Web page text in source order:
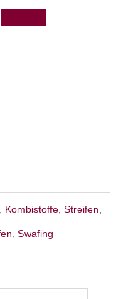
Kombistoffe, Streifen,
,Swafing